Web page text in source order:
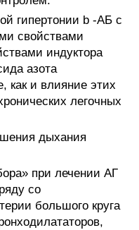
гипертонии b -АБ с
свойствами
индуктора
азота
как и влияние этих
легочных
дыхания
при лечении АГ
со
большого круга